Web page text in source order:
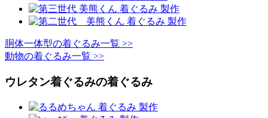
胴体一体型の着ぐるみ一覧 >>
動物の着ぐるみ一覧 >>
ウレタン着ぐるみの着ぐるみ